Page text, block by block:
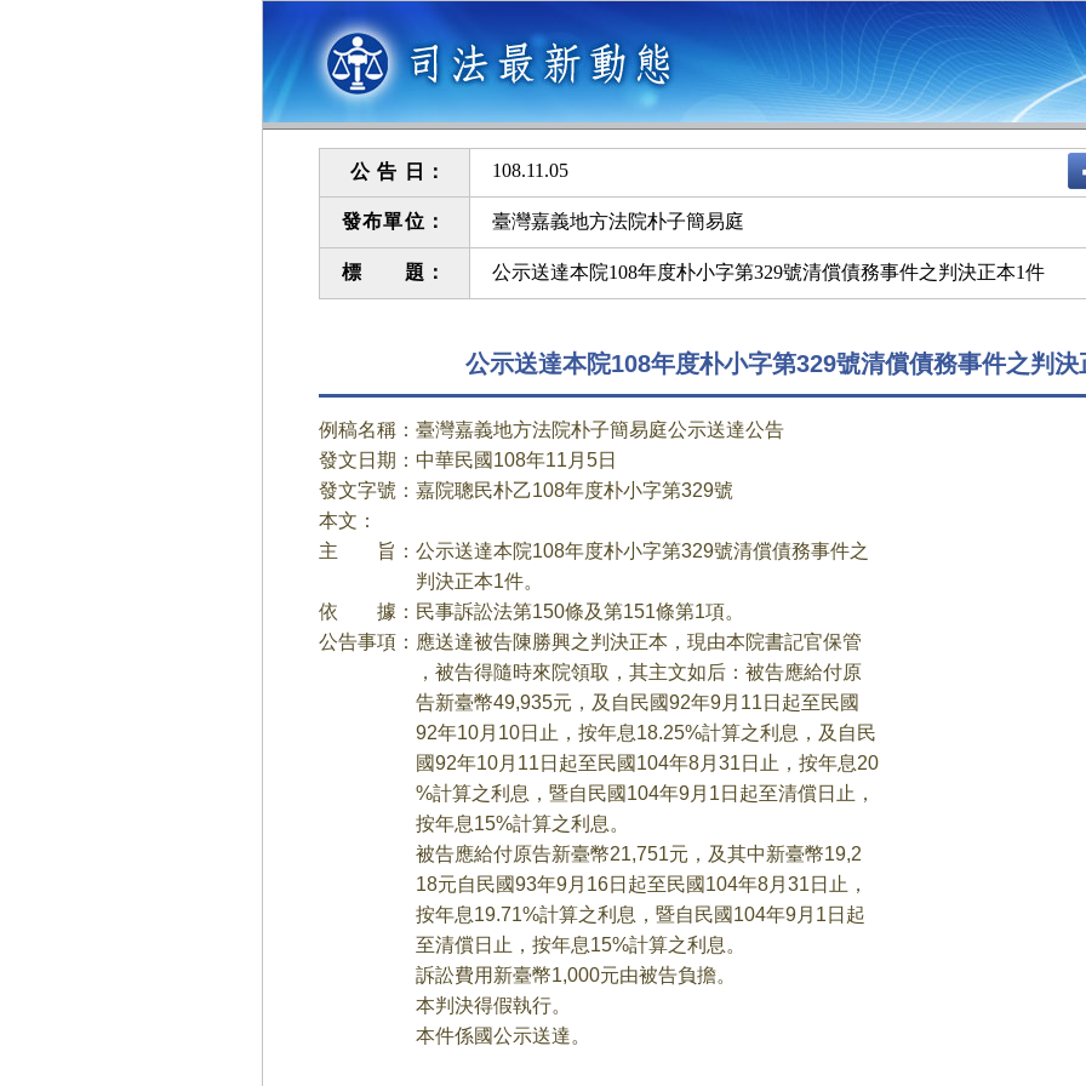
公 告 日： 108.11.05
發布單位： 臺灣嘉義地方法院朴子簡易庭
標 題： 公示送達本院108年度朴小字第329號清償債務事件之判決正本1件
公示送達本院108年度朴小字第329號清償債務事件之判決
例稿名稱：臺灣嘉義地方法院朴子簡易庭公示送達公告
發文日期：中華民國108年11月5日
發文字號：嘉院聰民朴乙108年度朴小字第329號
本文：
主 旨：公示送達本院108年度朴小字第329號清償債務事件之
判決正本1件。
依 據：民事訴訟法第150條及第151條第1項。
公告事項：應送達被告陳勝興之判決正本，現由本院書記官保管
，被告得隨時來院領取，其主文如后：被告應給付原
告新臺幣49,935元，及自民國92年9月11日起至民國
92年10月10日止，按年息18.25%計算之利息，及自民
國92年10月11日起至民國104年8月31日止，按年息20
%計算之利息，暨自民國104年9月1日起至清償日止，
按年息15%計算之利息。
被告應給付原告新臺幣21,751元，及其中新臺幣19,2
18元自民國93年9月16日起至民國104年8月31日止，
按年息19.71%計算之利息，暨自民國104年9月1日起
至清償日止，按年息15%計算之利息。
訴訟費用新臺幣1,000元由被告負擔。
本判決得假執行。
本件係國公示送達。